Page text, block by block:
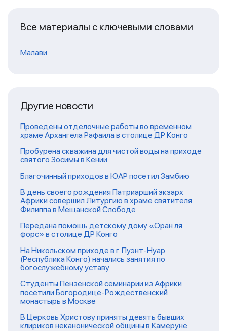
Все материалы с ключевыми словами
Малави
Другие новости
Проведены отделочные работы во временном
храме Архангела Рафаила в столице ДР Конго
Пробурена скважина для чистой воды на приходе
святого Зосимы в Кении
Благочинный приходов в ЮАР посетил Замбию
В день своего рождения Патриарший экзарх
Африки совершил Литургию в храме святителя
Филиппа в Мещанской Слободе
Передана помощь детскому дому «Оран ля
форс» в столице ДР Конго
На Никольском приходе в г. Пуэнт-Нуар
(Республика Конго) начались занятия по
богослужебному уставу
Студенты Пензенской семинарии из Африки
посетили Богородице-Рождественский
монастырь в Москве
В Церковь Христову приняты девять бывших
клириков неканонической общины в Камеруне